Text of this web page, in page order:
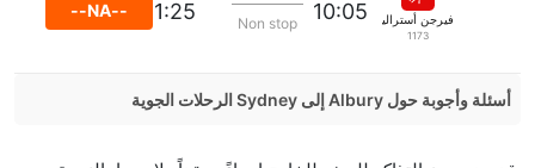
فيرجن أستراليا
1173
10:05
Non stop
11:25
--NA--
أسئلة وأجوبة حول Albury إلى Sydney الرحلات الجوية